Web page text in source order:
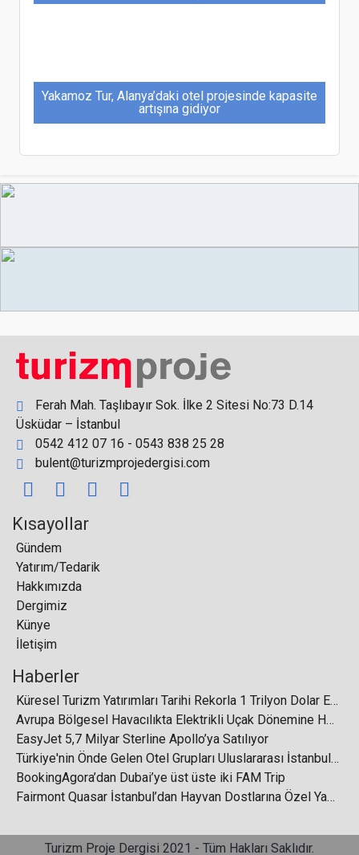
Yakamoz Tur, Alanya’daki otel projesinde kapasite
artışına gidiyor
Sanayi ve Teknoloji Bakanlığı Nisan ayına ait yeni
Ordu’da yeni otel açılışı Nisan'da
Isparta Petrol Turizm, Yeni Mercedes-Benz
Sprinter’lerini teslim almaya başladı
Bonna İstanbul dışındaki ilk showroomunu
Antalya’da açtı
Ferah Mah. Taşlıbayır Sok. İlke 2 Sitesi No:73 D.14
Üsküdar – İstanbul
0542 412 07 16 - 0543 838 25 28
bulent@turizmprojedergisi.com
Kısayollar
Gündem
Yatırım/Tedarik
Hakkımızda
Dergimiz
Künye
İletişim
Haberler
Küresel Turizm Yatırımları Tarihi Rekorla 1 Trilyon Dolar Eşiğini Aştı
Avrupa Bölgesel Havacılıkta Elektrikli Uçak Dönemine Hazırlanıyor
EasyJet 5,7 Milyar Sterline Apollo’ya Satılıyor
Türkiye'nin Önde Gelen Otel Grupları Uluslararası İstanbul Turizm Fuarı'nda Buluşuyor
BookingAgora’dan Dubai’ye üst üste iki FAM Trip
Fairmont Quasar İstanbul’dan Hayvan Dostlarına Özel Yaklaşım
Turizm Proje Dergisi 2021 - Tüm Hakları Saklıdır.